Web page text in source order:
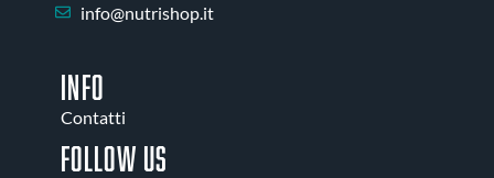
info@nutrishop.it
INFO
Contatti
Follow us